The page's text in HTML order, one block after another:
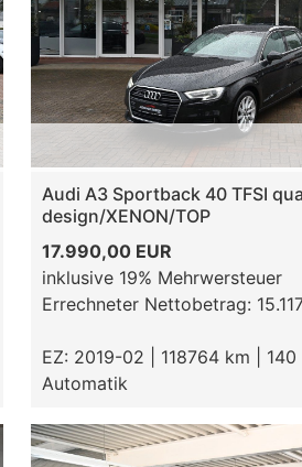
Audi A3 Sportback 40 TFSI
design/XENON/TOP
17.990,00 EUR
inklusive 19% Mehrwersteuer
Errechneter Nettobetrag:
EZ: 2019-02 | 118764 km | 140
Automatik